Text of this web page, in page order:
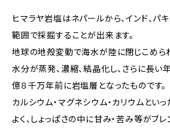
ヒマラヤ岩塩はネパールから、インド、パ
範囲で採掘することが出来ます。
地球の地殻変動で海水が陸に閉じこめら
水分が蒸発、濃縮、結晶化し、さらに長い
億８千万年前に岩塩層となったものです。
カルシウム・マグネシウム・カリウムとい
よく、しょっぱさの中に甘み・苦み等がブ